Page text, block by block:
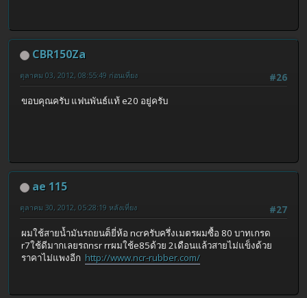
CBR150Za
#26
ตุลาคม 03, 2012, 08:55:49 ก่อนเที่ยง
ขอบคุณครับ แฟนพันธ์แท้ e20 อยู่ครับ
ae 115
#27
ตุลาคม 30, 2012, 05:28:19 หลังเที่ยง
ผมใช้สายน้ำมันรถยนต็ยี่ห้อ ncrครับครึ่งเมตรผมซื้อ 80 บาทเกรด
r7ใช้ดีมากเลยรถnsr rrผมใช้e85ด้วย 2เดือนแล้วสายไม่แข็งด้วย
ราคาไม่แพงอีก http://www.ncr-rubber.com/